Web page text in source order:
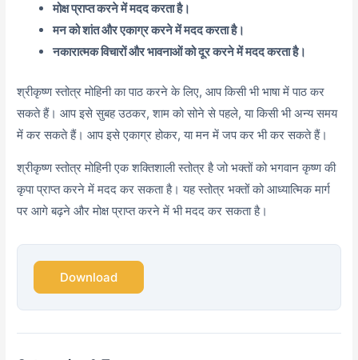
मोक्ष प्राप्त करने में मदद करता है।
मन को शांत और एकाग्र करने में मदद करता है।
नकारात्मक विचारों और भावनाओं को दूर करने में मदद करता है।
श्रीकृष्ण स्तोत्र मोहिनी का पाठ करने के लिए, आप किसी भी भाषा में पाठ कर
सकते हैं। आप इसे सुबह उठकर, शाम को सोने से पहले, या किसी भी अन्य समय
में कर सकते हैं। आप इसे एकाग्र होकर, या मन में जप कर भी कर सकते हैं।
श्रीकृष्ण स्तोत्र मोहिनी एक शक्तिशाली स्तोत्र है जो भक्तों को भगवान कृष्ण की
कृपा प्राप्त करने में मदद कर सकता है। यह स्तोत्र भक्तों को आध्यात्मिक मार्ग
पर आगे बढ़ने और मोक्ष प्राप्त करने में भी मदद कर सकता है।
Download